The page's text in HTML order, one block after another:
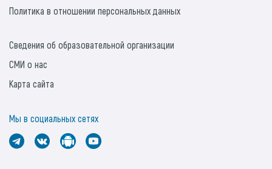
Политика в отношении персональных данных
Сведения об образовательной организации
СМИ о нас
Карта сайта
Мы в социальных сетях